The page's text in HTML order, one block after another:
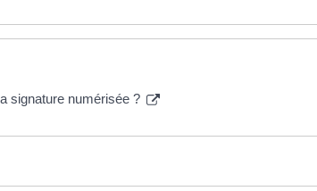
signature numérisée ?